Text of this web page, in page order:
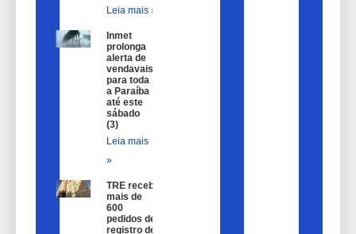
Leia mais »
Inmet
prolonga
alerta de
vendavais
para toda
a Paraíba
até este
sábado
(3)
Leia mais
»
TRE recebe
mais de
600
pedidos de
registro de